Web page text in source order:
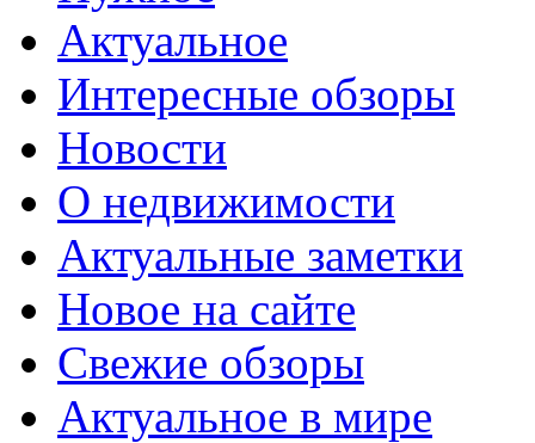
Актуальное
Интересные обзоры
Новости
О недвижимости
Актуальные заметки
Новое на сайте
Свежие обзоры
Актуальное в мире